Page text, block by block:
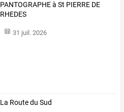
PANTOGRAPHE à St PIERRE DE
RHEDES
31 juil. 2026
La Route du Sud